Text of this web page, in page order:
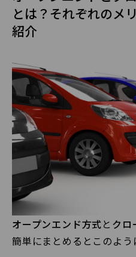
とは？それぞれのメ
紹介
オープンエンド方式と クロ
簡単にまとめるとこのよう